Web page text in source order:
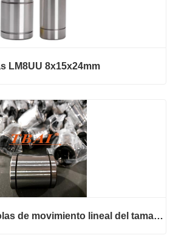
LM8UU 8x15x24mm
Rodamientos de bolas de movimiento lineal del tamaño LMB20UU en pulgadas 31,75*50,80*66,68